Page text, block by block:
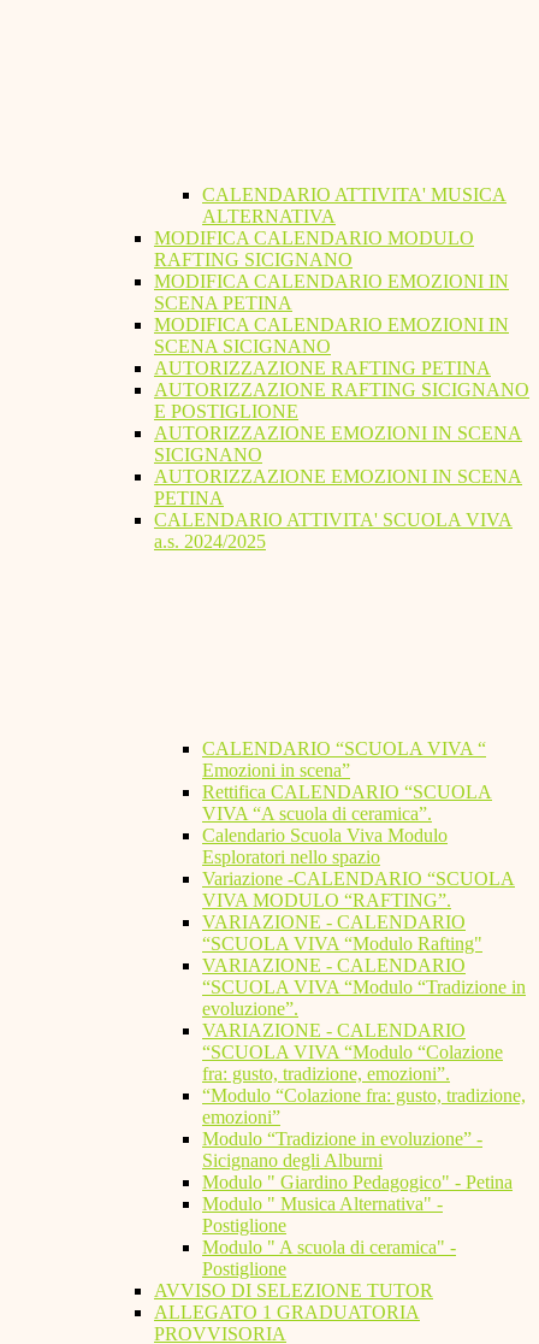
CALENDARIO ATTIVITA' MUSICA
ALTERNATIVA
MODIFICA CALENDARIO MODULO
RAFTING SICIGNANO
MODIFICA CALENDARIO EMOZIONI IN
SCENA PETINA
MODIFICA CALENDARIO EMOZIONI IN
SCENA SICIGNANO
AUTORIZZAZIONE RAFTING PETINA
AUTORIZZAZIONE RAFTING SICIGNANO
E POSTIGLIONE
AUTORIZZAZIONE EMOZIONI IN SCENA
SICIGNANO
AUTORIZZAZIONE EMOZIONI IN SCENA
PETINA
CALENDARIO ATTIVITA' SCUOLA VIVA
a.s. 2024/2025
CALENDARIO “SCUOLA VIVA “
Emozioni in scena”
Rettifica CALENDARIO “SCUOLA
VIVA “A scuola di ceramica”.
Calendario Scuola Viva Modulo
Esploratori nello spazio
Variazione -CALENDARIO “SCUOLA
VIVA MODULO “RAFTING”.
VARIAZIONE - CALENDARIO
“SCUOLA VIVA “Modulo Rafting"
VARIAZIONE - CALENDARIO
“SCUOLA VIVA “Modulo “Tradizione in
evoluzione”.
VARIAZIONE - CALENDARIO
“SCUOLA VIVA “Modulo “Colazione
fra: gusto, tradizione, emozioni”.
“Modulo “Colazione fra: gusto, tradizione,
emozioni”
Modulo “Tradizione in evoluzione” -
Sicignano degli Alburni
Modulo " Giardino Pedagogico" - Petina
Modulo " Musica Alternativa" -
Postiglione
Modulo " A scuola di ceramica" -
Postiglione
AVVISO DI SELEZIONE TUTOR
ALLEGATO 1 GRADUATORIA
PROVVISORIA